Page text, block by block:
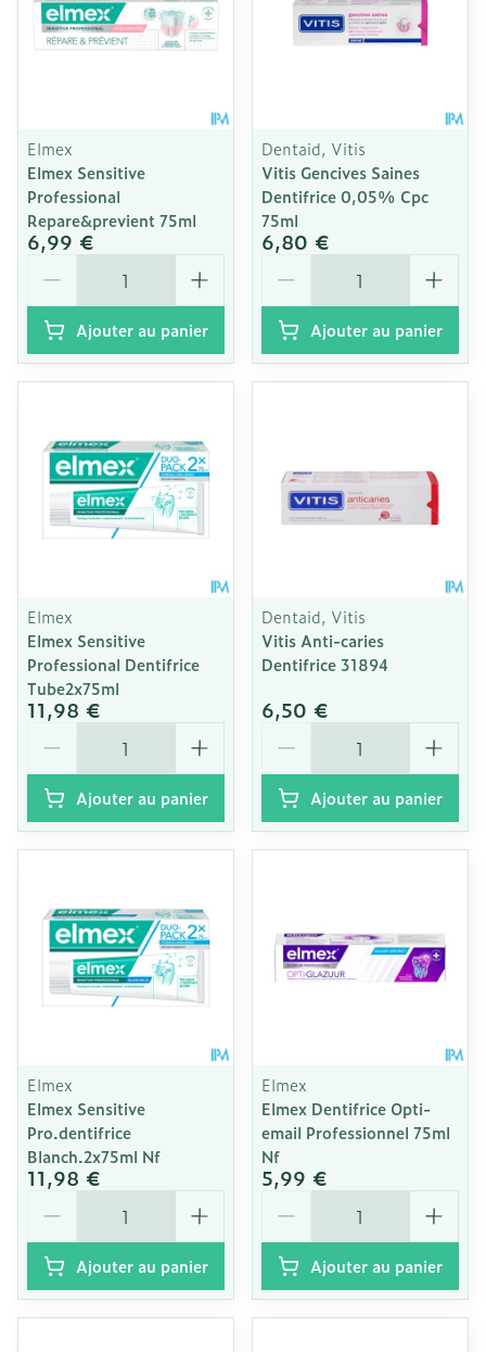
Elmex
Elmex Sensitive
Professional
Repare&previent 75ml
6,99 €
Ajouter au panier
Dentaid, Vitis
Vitis Gencives Saines
Dentifrice 0,05% Cpc
75ml
6,80 €
Ajouter au panier
Elmex
Elmex Sensitive
Professional Dentifrice
Tube2x75ml
11,98 €
Ajouter au panier
Dentaid, Vitis
Vitis Anti-caries
Dentifrice 31894
6,50 €
Ajouter au panier
Elmex
Elmex Sensitive
Pro.dentifrice
Blanch.2x75ml Nf
11,98 €
Ajouter au panier
Elmex
Elmex Dentifrice Opti-
email Professionnel 75ml
Nf
5,99 €
Ajouter au panier